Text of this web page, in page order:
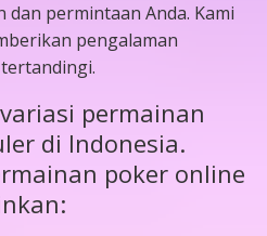
permintaan Anda. Kami
pengalaman
permainan
di Indonesia.
poker online